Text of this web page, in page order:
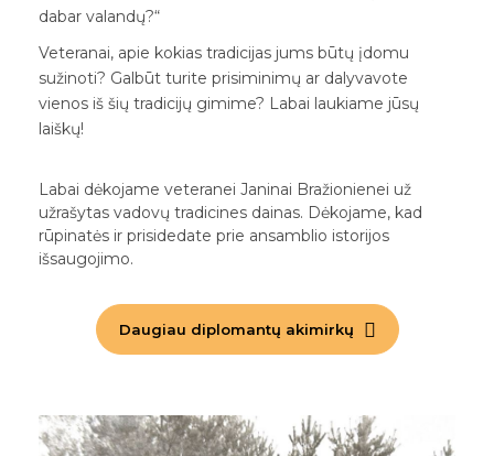
dabar valandų?“
Veteranai, apie kokias tradicijas jums būtų įdomu
sužinoti? Galbūt turite prisiminimų ar dalyvavote
vienos iš šių tradicijų gimime? Labai laukiame jūsų
laiškų!
Labai dėkojame veteranei Janinai Bražionienei už
užrašytas vadovų tradicines dainas. Dėkojame, kad
rūpinatės ir prisidedate prie ansamblio istorijos
išsaugojimo.
Daugiau diplomantų akimirkų